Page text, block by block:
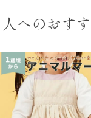
人へのおす